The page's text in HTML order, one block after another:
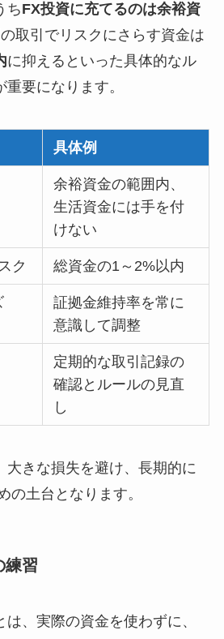
ちFX投資に充てるのは余裕資
取引でリスクにさらす資金は
に抑えるといった具体的なル
要になります。
具体例
余裕資金の範囲内、
生活資金には手を付
けない
ク 総資金の1～2%以内
証拠金維持率を常に
意識して調整
定期的な取引記録の
確認とルールの見直
し
大きな損失を避け、長期的に
の土台となります。
練習
は、実際の資金を使わずに、